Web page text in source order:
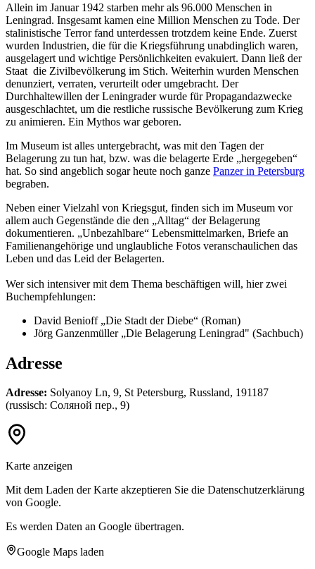
Allein im Januar 1942 starben mehr als 96.000 Menschen in
Leningrad. Insgesamt kamen eine Million Menschen zu Tode. Der
stalinistische Terror fand unterdessen trotzdem keine Ende. Zuerst
wurden Industrien, die für die Kriegsführung unabdinglich waren,
ausgelagert und wichtige Persönlichkeiten evakuiert. Dann ließ der
Staat die Zivilbevölkerung im Stich. Weiterhin wurden Menschen
denunziert, verraten, verurteilt oder umgebracht. Der
Durchhaltewillen der Leningrader wurde für Propagandazwecke
ausgeschlachtet, um die restliche russische Bevölkerung zum Krieg
zu animieren. Ein Mythos war geboren.
Im Museum ist alles untergebracht, was mit den Tagen der
Belagerung zu tun hat, bzw. was die belagerte Erde „hergegeben“
hat. So sind angeblich sogar heute noch ganze Panzer in Petersburg
begraben.
Neben einer Vielzahl von Kriegsgut, finden sich im Museum vor
allem auch Gegenstände die den „Alltag“ der Belagerung
dokumentieren. „Unbezahlbare“ Lebensmittelmarken, Briefe an
Familienangehörige und unglaubliche Fotos veranschaulichen das
Leben und das Leid der Belagerten.
Wer sich intensiver mit dem Thema beschäftigen will, hier zwei
Buchempfehlungen:
David Benioff „Die Stadt der Diebe“ (Roman)
Jörg Ganzenmüller „Die Belagerung Leningrad" (Sachbuch)
Adresse
Adresse: Solyanoy Ln, 9, St Petersburg, Russland, 191187
(russisch: Соляной пер., 9)
Karte anzeigen
Mit dem Laden der Karte akzeptieren Sie die Datenschutzerklärung
von Google.
Es werden Daten an Google übertragen.
Google Maps laden